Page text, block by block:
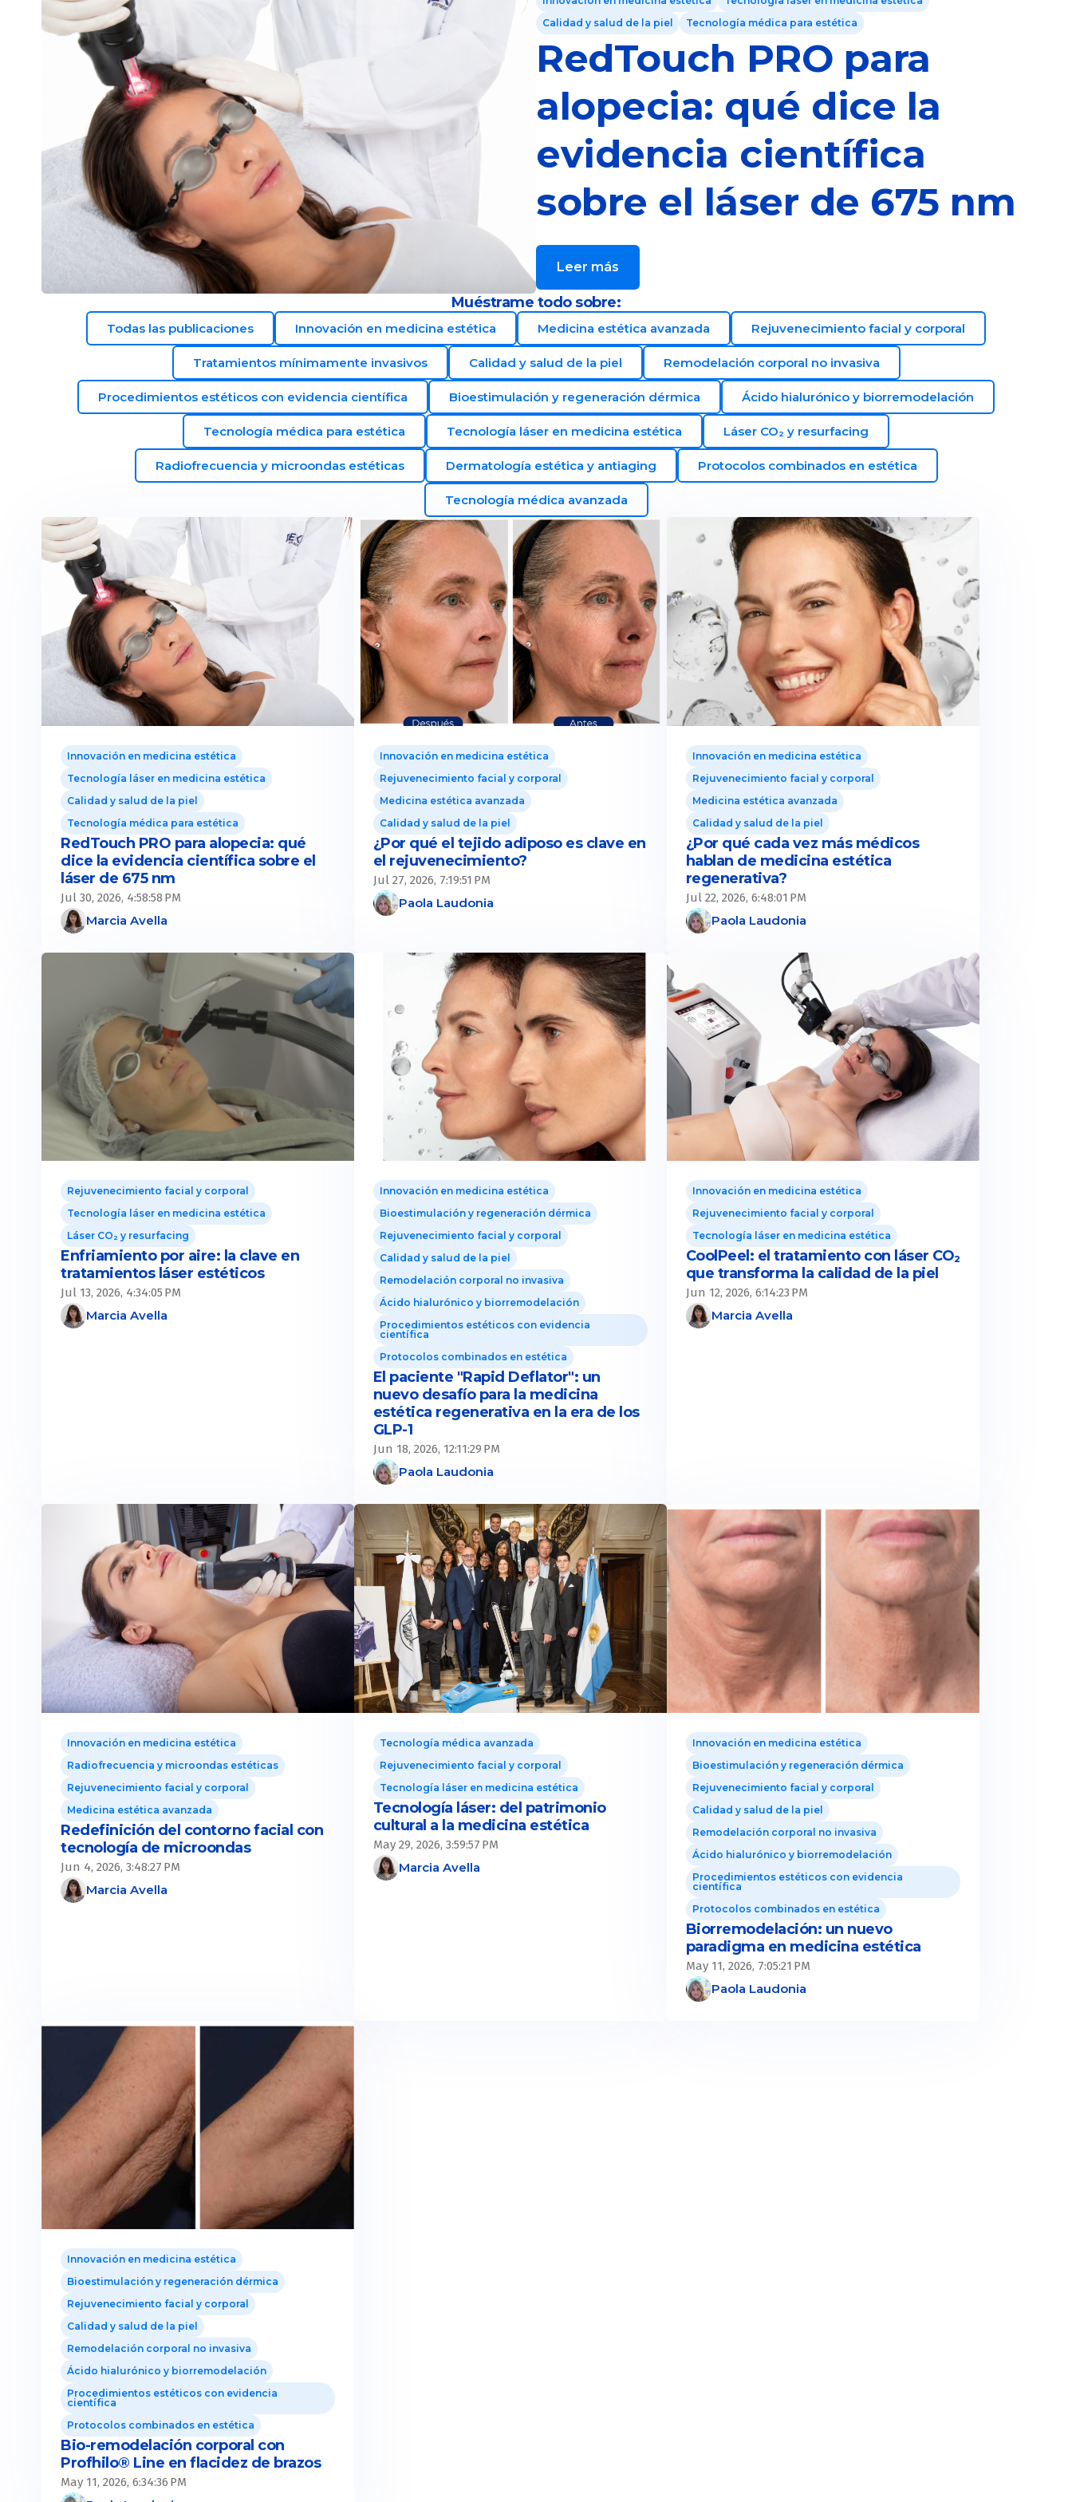
Calidad y salud de la piel
Tecnología médica para estética
RedTouch PRO para
alopecia: qué dice la
evidencia científica
sobre el láser de 675 nm
Leer más
Muéstrame todo sobre:
Todas las publicaciones Innovación en medicina estética Medicina estética avanzada Rejuvenecimiento facial y corporal
Tratamientos mínimamente invasivos Calidad y salud de la piel Remodelación corporal no invasiva
Procedimientos estéticos con evidencia científica Bioestimulación y regeneración dérmica Ácido hialurónico y biorremodelación
Tecnología médica para estética Tecnología láser en medicina estética Láser CO₂ y resurfacing
Radiofrecuencia y microondas estéticas Dermatología estética y antiaging Protocolos combinados en estética
Tecnología médica avanzada
Innovación en medicina estética
Tecnología láser en medicina estética
Calidad y salud de la piel
Tecnología médica para estética
RedTouch PRO para alopecia: qué
dice la evidencia científica sobre el
láser de 675 nm
Jul 30, 2026, 4:58:58 PM
Marcia Avella
Innovación en medicina estética
Rejuvenecimiento facial y corporal
Medicina estética avanzada
Calidad y salud de la piel
¿Por qué el tejido adiposo es clave en
el rejuvenecimiento?
Jul 27, 2026, 7:19:51 PM
Paola Laudonia
Innovación en medicina estética
Rejuvenecimiento facial y corporal
Medicina estética avanzada
Calidad y salud de la piel
¿Por qué cada vez más médicos
hablan de medicina estética
regenerativa?
Jul 22, 2026, 6:48:01 PM
Paola Laudonia
Rejuvenecimiento facial y corporal
Tecnología láser en medicina estética
Láser CO₂ y resurfacing
Enfriamiento por aire: la clave en
tratamientos láser estéticos
Jul 13, 2026, 4:34:05 PM
Marcia Avella
Innovación en medicina estética
Bioestimulación y regeneración dérmica
Rejuvenecimiento facial y corporal
Calidad y salud de la piel
Remodelación corporal no invasiva
Ácido hialurónico y biorremodelación
Procedimientos estéticos con evidencia
científica
Protocolos combinados en estética
El paciente "Rapid Deflator": un
nuevo desafío para la medicina
estética regenerativa en la era de los
GLP-1
Jun 18, 2026, 12:11:29 PM
Paola Laudonia
Innovación en medicina estética
Rejuvenecimiento facial y corporal
Tecnología láser en medicina estética
CoolPeel: el tratamiento con láser CO₂
que transforma la calidad de la piel
Jun 12, 2026, 6:14:23 PM
Marcia Avella
Innovación en medicina estética
Radiofrecuencia y microondas estéticas
Rejuvenecimiento facial y corporal
Medicina estética avanzada
Redefinición del contorno facial con
tecnología de microondas
Jun 4, 2026, 3:48:27 PM
Marcia Avella
Tecnología médica avanzada
Rejuvenecimiento facial y corporal
Tecnología láser en medicina estética
Tecnología láser: del patrimonio
cultural a la medicina estética
May 29, 2026, 3:59:57 PM
Marcia Avella
Innovación en medicina estética
Bioestimulación y regeneración dérmica
Rejuvenecimiento facial y corporal
Calidad y salud de la piel
Remodelación corporal no invasiva
Ácido hialurónico y biorremodelación
Procedimientos estéticos con evidencia
científica
Protocolos combinados en estética
Biorremodelación: un nuevo
paradigma en medicina estética
May 11, 2026, 7:05:21 PM
Paola Laudonia
Innovación en medicina estética
Bioestimulación y regeneración dérmica
Rejuvenecimiento facial y corporal
Calidad y salud de la piel
Remodelación corporal no invasiva
Ácido hialurónico y biorremodelación
Procedimientos estéticos con evidencia
científica
Protocolos combinados en estética
Bio-remodelación corporal con
Profhilo® Line en flacidez de brazos
May 11, 2026, 6:34:36 PM